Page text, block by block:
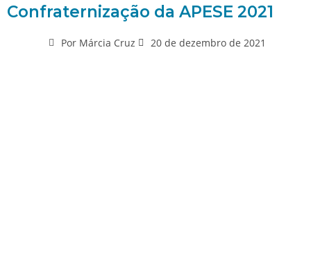
Confraternização da APESE 2021
PorMárcia Cruz 20 de dezembro de 2021